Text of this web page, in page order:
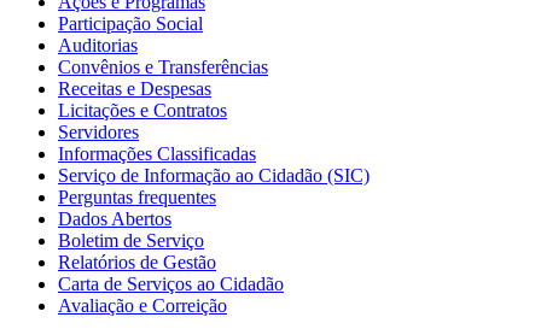
Participação Social
Auditorias
Convênios e Transferências
Receitas e Despesas
Licitações e Contratos
Servidores
Informações Classificadas
Serviço de Informação ao Cidadão (SIC)
Perguntas frequentes
Dados Abertos
Boletim de Serviço
Relatórios de Gestão
Carta de Serviços ao Cidadão
Avaliação e Correição